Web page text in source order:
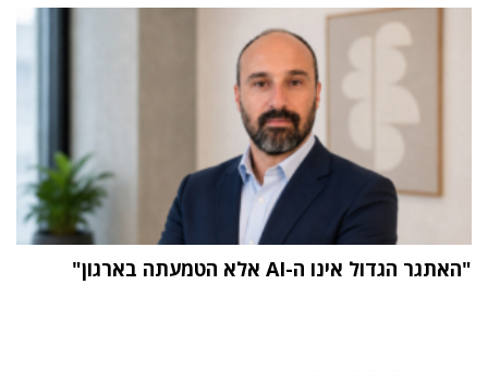
"האתגר הגדול אינו ה-AI אלא הטמעתה בארגון"